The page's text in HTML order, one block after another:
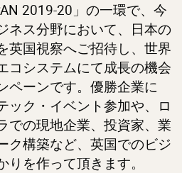
2019-20」の一環で、今
ネス分野において、日本の
英国視察へご招待し、世界
コシステムにて成長の機会
ペーンです。優勝企業に
ック・イベント参加や、ロ
での現地企業、投資家、業
ク構築など、英国でのビジ
を作って頂きます。